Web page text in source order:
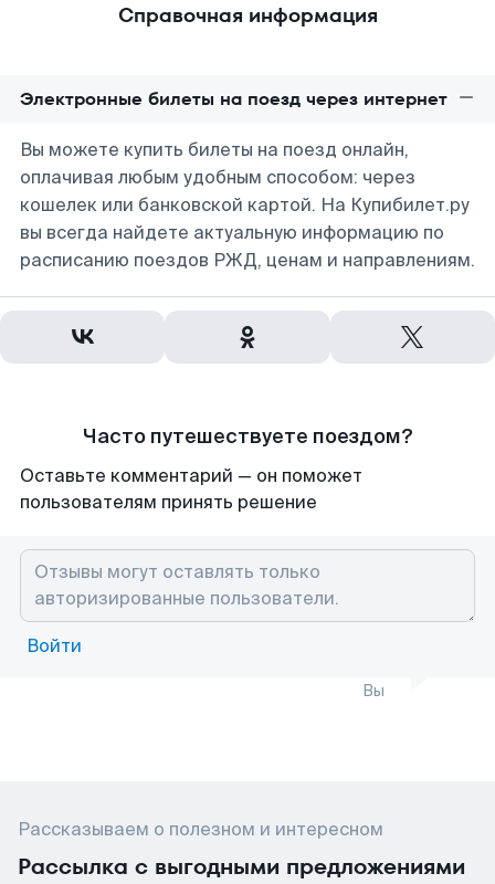
Справочная информация
Электронные билеты на поезд через интернет
Вы можете купить билеты на поезд онлайн,
оплачивая любым удобным способом: через
кошелек или банковской картой. На Купибилет.ру
вы всегда найдете актуальную информацию по
расписанию поездов РЖД, ценам и направлениям.
Часто путешествуете поездом?
Оставьте комментарий — он поможет
пользователям принять решение
Войти
Вы
Рассказываем о полезном и интересном
Рассылка с выгодными предложениями